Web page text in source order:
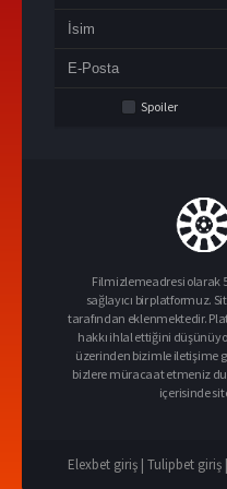
Spoiler
Filmizlemeadresi olarak
sağlayıcı bir platformuz.
tarafından eklenmektedir.
hakkı ihlal ettiğini
üzerinden bizimle iletişime
bizlere müracaat etmeniz
içerisinde
Elexbet giriş | Tulipbet giriş |